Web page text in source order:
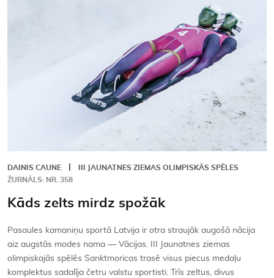
DAINIS CAUNE
III JAUNATNES ZIEMAS OLIMPISKĀS SPĒLES
ŽURNĀLS: NR. 358
Kāds zelts mirdz spožāk
Pasaules kamaniņu sportā Latvija ir otra straujāk augošā nācija
aiz augstās modes nama — Vācijas. III Jaunatnes ziemas
olimpiskajās spēlēs Sanktmoricas trasē visus piecus medaļu
komplektus sadalīja četru valstu sportisti. Trīs zeltus, divus